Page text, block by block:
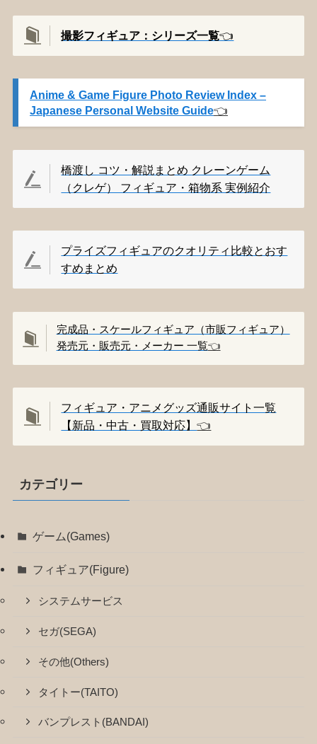
撮影フィギュア：シリーズ一覧👈️
Anime & Game Figure Photo Review Index –
Japanese Personal Website Guide👈️
橋渡し コツ・解説まとめ クレーンゲーム
（クレゲ） フィギュア・箱物系 実例紹介
プライズフィギュアのクオリティ比較とおす
すめまとめ
完成品・スケールフィギュア（市販フィギュア）
発売元・販売元・メーカー 一覧👈️
フィギュア・アニメグッズ通販サイト一覧
【新品・中古・買取対応】👈️
カテゴリー
ゲーム(Games)
フィギュア(Figure)
システムサービス
セガ(SEGA)
その他(Others)
タイトー(TAITO)
バンプレスト(BANDAI)